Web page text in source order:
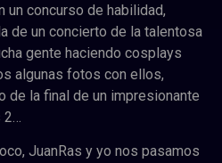
un concurso de habilidad,
de un concierto de la talentosa
gente haciendo cosplays
algunas fotos con ellos,
la final de un impresionante
JuanRas y yo nos pasamos